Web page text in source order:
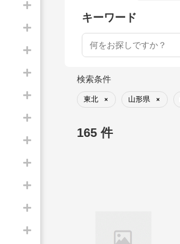
キーワード
検索条件
東北 × 山形県 ×
165 件